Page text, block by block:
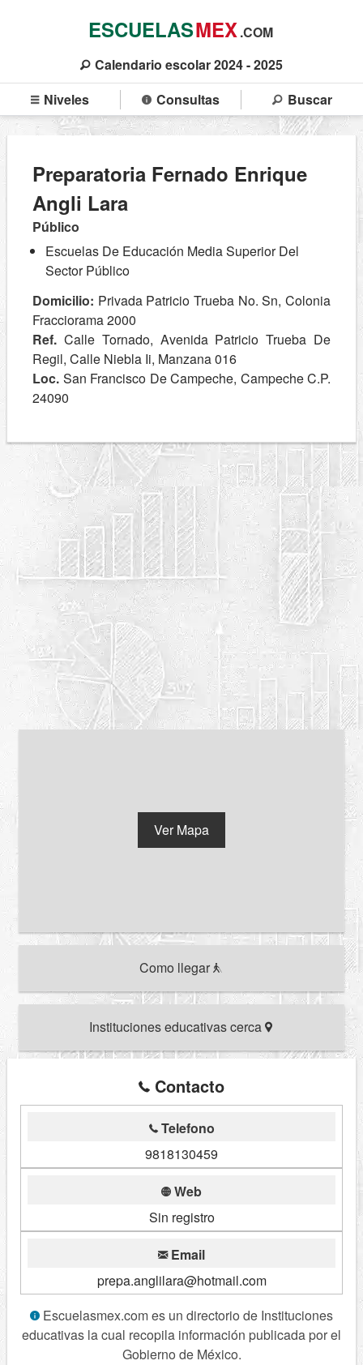
ESCUELASMEX.COM
Calendario escolar 2024 - 2025
Niveles
Consultas Buscar
Preparatoria Fernado Enrique
Angli Lara
Público
Escuelas De Educación Media Superior Del
Sector Público
Domicilio: Privada Patricio Trueba No. Sn, Colonia
Fracciorama 2000
Ref. Calle Tornado, Avenida Patricio Trueba De
Regil, Calle Niebla Ii, Manzana 016
Loc. San Francisco De Campeche, Campeche C.P.
24090
Ver Mapa
Como llegar
Instituciones educativas cerca
Contacto
Telefono
9818130459
Web
Sin registro
Email
prepa.anglilara@hotmail.com
Escuelasmex.com es un directorio de Instituciones
educativas la cual recopila información publicada por el
Gobierno de México.